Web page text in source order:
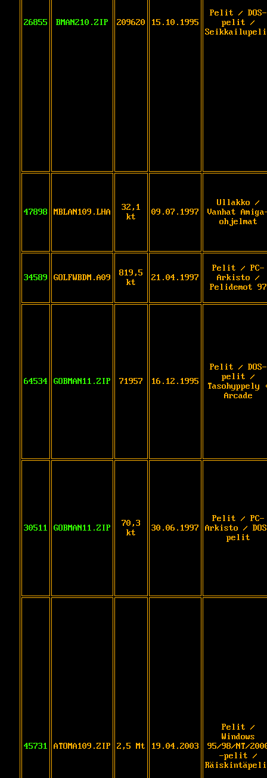
26855 BMAN210.ZIP 209620 15.10.1995
Pelit / DOS-
pelit /
47898 MBLAN109.LHA
32,1
kt
09.07.1997
Ullakko /
Vanhat
ohjelmat
34589 GOLFWBDM.A09
819,5
kt
21.04.1997
Pelit / PC-
Arkisto /
Pelidemot 97
64534 GOBMAN11.ZIP 71957 16.12.1995
Pelit / DOS-
pelit /
Tasohyppely
Arcade
30511 GOBMAN11.ZIP
70,3
kt
30.06.1997
Pelit / PC-
Arkisto /
pelit
45731 ATOMA109.ZIP 2,5 Mt 19.04.2003
Pelit /
Windows
95/98/NT/
-pelit /